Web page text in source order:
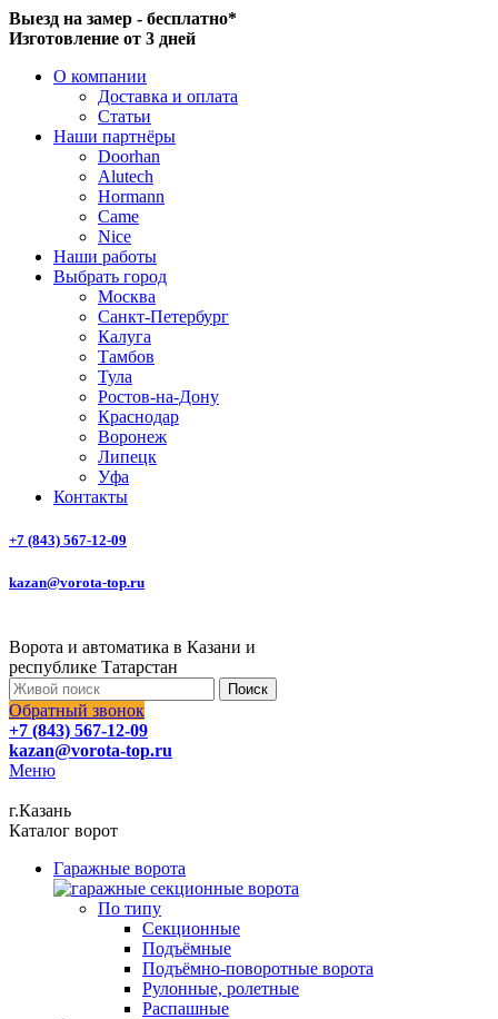
Выезд на замер - бесплатно*
Изготовление от 3 дней
О компании
Доставка и оплата
Статьи
Наши партнёры
Doorhan
Alutech
Hormann
Came
Nice
Наши работы
Выбрать город
Москва
Санкт-Петербург
Калуга
Тамбов
Тула
Ростов-на-Дону
Краснодар
Воронеж
Липецк
Уфа
Контакты
+7 (843) 567-12-09
kazan@vorota-top.ru
Ворота и автоматика в Казани и
республике Татарстан
Поиск
Обратный звонок
+7 (843) 567-12-09
kazan@vorota-top.ru
Меню
г.Казань
Каталог ворот
Гаражные ворота
По типу
Секционные
Подъёмные
Подъёмно-поворотные ворота
Рулонные, ролетные
Распашные